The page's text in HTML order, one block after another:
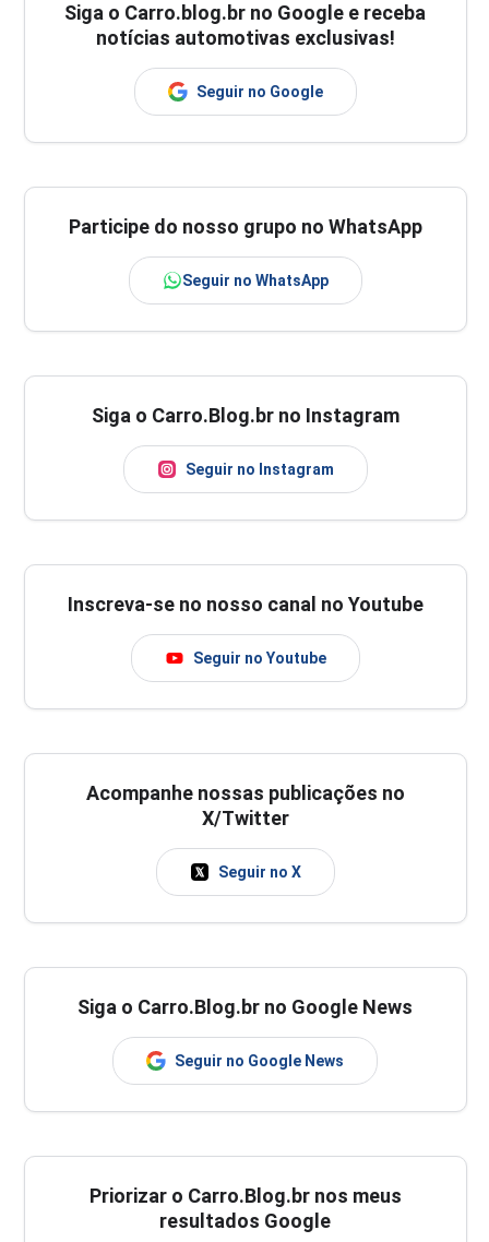
Siga o Carro.blog.br no Google e receba
notícias automotivas exclusivas!
Seguir no Google
Participe do nosso grupo no WhatsApp
Seguir no WhatsApp
Siga o Carro.Blog.br no Instagram
Seguir no Instagram
Inscreva-se no nosso canal no Youtube
Seguir no Youtube
Acompanhe nossas publicações no
X/Twitter
Seguir no X
Siga o Carro.Blog.br no Google News
Seguir no Google News
Priorizar o Carro.Blog.br nos meus
resultados Google